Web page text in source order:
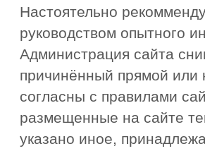
Настоятельно
руководством опытного
Администрация сайта
причинённый прямой или
согласны с правилами
размещенные на сайте
указано иное,